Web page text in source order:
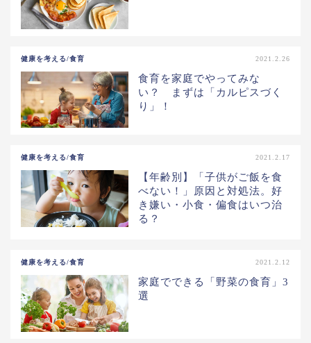
健康を考える/食育 2021.2.26
食育を家庭でやってみな
い？ まずは「カルピスづく
り」！
健康を考える/食育 2021.2.17
【年齢別】「子供がご飯を食
べない！」原因と対処法。好
き嫌い・小食・偏食はいつ治
る？
健康を考える/食育 2021.2.12
家庭でできる「野菜の食育」3
選